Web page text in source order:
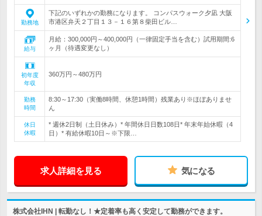
勤務地
下記のいずれかの勤務になります。 コンパスウォーク夕凪 大阪
市港区弁天２丁目１３－１６第８柴田ビル…
給与
月給：300,000円～400,000円（一律固定手当を含む）試用期間:6
ヶ月（待遇変更なし）
初年度
年収
360万円～480万円
勤務
時間
8:30～17:30（実働8時間、休憩1時間）残業あり※ほぼありませ
ん
休日
休暇
* 週休2日制（土日休み）* 年間休日日数108日* 年末年始休暇（4
日）* 有給休暇10日～※下限…
求人詳細を見る 気になる
株式会社IHN | 転勤なし！★定着率も高く安定して勤務ができます。